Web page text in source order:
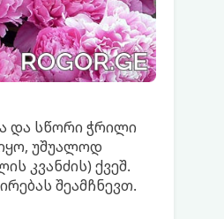
და სწორი ჭრილი
უშუალოდ
კვანძის) ქვეშ.
შეამჩნევთ.